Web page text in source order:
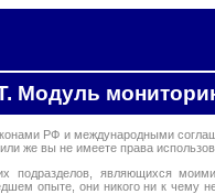
Модуль
РФ и международными
же вы не имеете права
подразделов, являющихся
опыте, они никого ни к чему